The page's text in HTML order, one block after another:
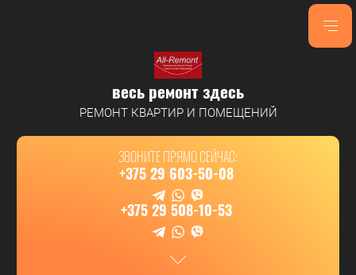
весь ремонт здесь
РЕМОНТ КВАРТИР И ПОМЕЩЕНИЙ
ЗВОНИТЕ ПРЯМО СЕЙЧАС:
+375 29 603-50-08
+375 29 508-10-53